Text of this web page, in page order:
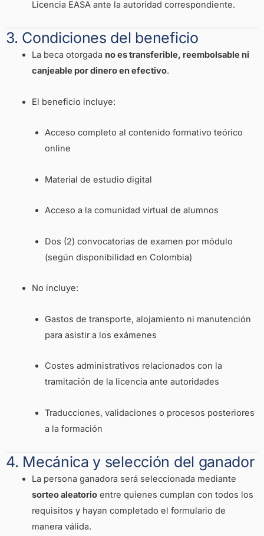
Licencia EASA ante la autoridad correspondiente.
3. Condiciones del beneficio
La beca otorgada no es transferible, reembolsable ni
canjeable por dinero en efectivo.
El beneficio incluye:
Acceso completo al contenido formativo teórico
online
Material de estudio digital
Acceso a la comunidad virtual de alumnos
Dos (2) convocatorias de examen por módulo
(según disponibilidad en Colombia)
No incluye:
Gastos de transporte, alojamiento ni manutención
para asistir a los exámenes
Costes administrativos relacionados con la
tramitación de la licencia ante autoridades
Traducciones, validaciones o procesos posteriores
a la formación
4. Mecánica y selección del ganador
La persona ganadora será seleccionada mediante
sorteo aleatorioentre quienes cumplan con todos los
requisitos y hayan completado el formulario de
manera válida.